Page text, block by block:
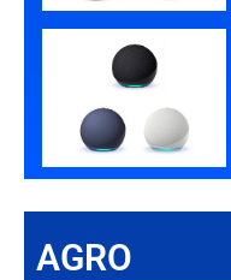
AGRO